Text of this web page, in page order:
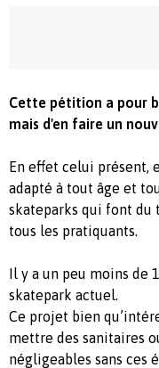
Cette pétition a pour
mais d'en faire un
En effet celui présent,
adapté à tout âge et
skateparks qui font du
tous les pratiquants.
Il y a un peu moins de
skatepark actuel.
Ce projet bien
mettre des sanitaires
négligeables sans ces